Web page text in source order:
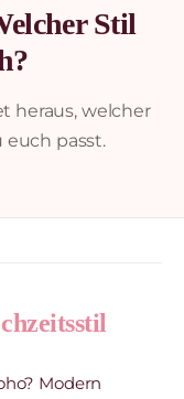
Stil
heraus, welcher
euch passt.
Modern